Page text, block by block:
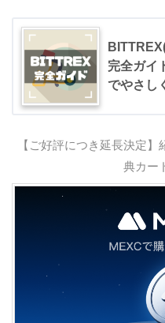
完全ガイ
でやさし
【ご好評につき延長決定
典カー